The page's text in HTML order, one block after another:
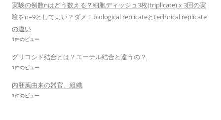
実験の例数nはどう数える？細胞ディッシュ3枚(triplicate)ｘ3回の実
験をn=9としてよい？ダメ！biological replicateとtechnical replicate
の違い
1件のビュー
グリコシド結合とは？エーテル結合と違うの？
1件のビュー
内胚葉由来の器官、組織
1件のビュー